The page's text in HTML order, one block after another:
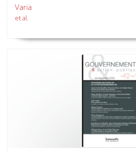
Varia
et al.